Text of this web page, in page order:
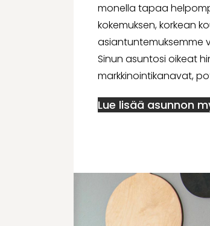
monella tapaa
kokemuksen, korkean
asiantuntemuksemme
Sinun asuntosi oikeat
markkinointikanavat,
Lue lisää asunnon